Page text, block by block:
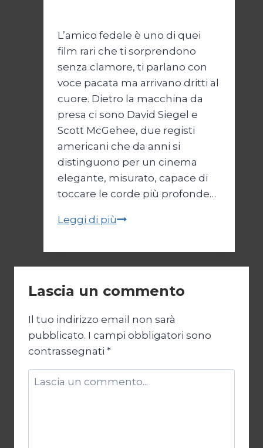
L’amico fedele è uno di quei
film rari che ti sorprendono
senza clamore, ti parlano con
voce pacata ma arrivano dritti al
cuore. Dietro la macchina da
presa ci sono David Siegel e
Scott McGehee, due registi
americani che da anni si
distinguono per un cinema
elegante, misurato, capace di
toccare le corde più profonde…
Leggi di piùL’amico
Lascia un commento
Il tuo indirizzo email non sarà
pubblicato. I campi obbligatori sono
contrassegnati *